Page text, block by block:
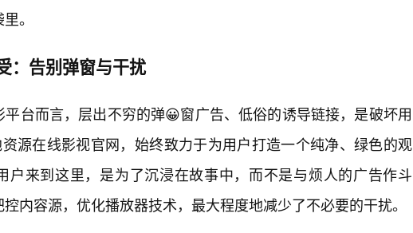
。
：告别弹窗与干扰
平台而言，层出不穷的弹😀窗广告、低俗的诱导链接，是破坏用
资源在线影视官网，始终致力于为用户打造一个纯净、绿色的观
户来到这里，是为了沉浸在故事中，而不是与烦人的广告作斗
内容源，优化播放器技术，最大程度地减少了不必要的干扰。